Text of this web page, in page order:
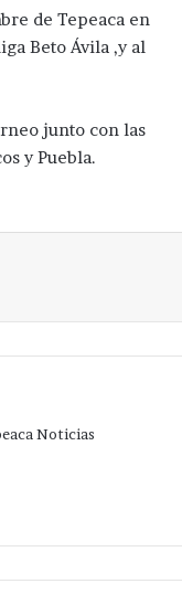
de Tepeaca en
Beto Ávila ,y al
junto con las
y Puebla.
Noticias